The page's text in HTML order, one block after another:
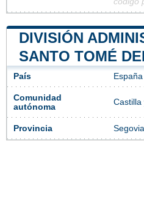
DIVISIÓN
SANTO TOMÉ
País España
Comunidad
autónoma
Castilla
Provincia Segovia